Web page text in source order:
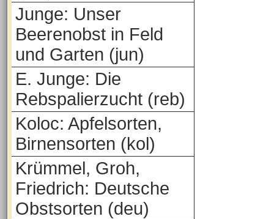
Junge: Unser
Beerenobst in Feld
und Garten (jun)
E. Junge: Die
Rebspalierzucht (reb)
Koloc: Apfelsorten,
Birnensorten (kol)
Krümmel, Groh,
Friedrich: Deutsche
Obstsorten (deu)